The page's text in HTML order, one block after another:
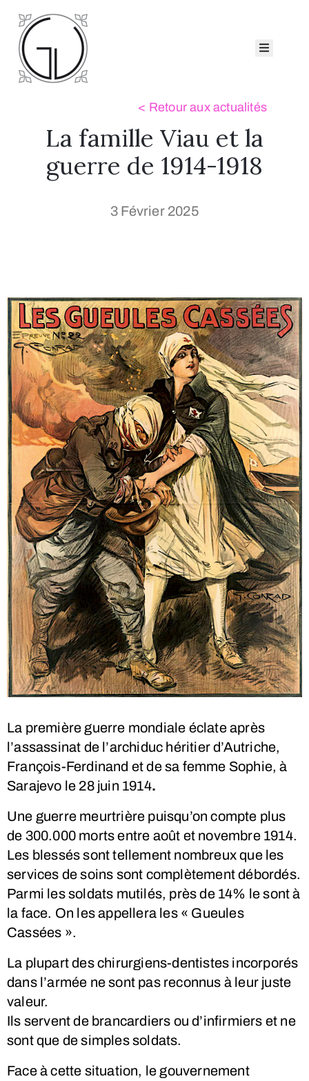
La famille Viau et la
guerre de 1914-1918
3 Février 2025
La première guerre mondiale éclate après
l’assassinat de l’archiduc héritier d’Autriche,
François-Ferdinand et de sa femme Sophie, à
Sarajevo le 28 juin 1914.
Une guerre meurtrière puisqu’on compte plus
de 300.000 morts entre août et novembre 1914.
Les blessés sont tellement nombreux que les
services de soins sont complètement débordés.
Parmi les soldats mutilés, près de 14% le sont à
la face. On les appellera les « Gueules
Cassées ».
La plupart des chirurgiens-dentistes incorporés
dans l’armée ne sont pas reconnus à leur juste
valeur.
Ils servent de brancardiers ou d’infirmiers et ne
sont que de simples soldats.
Face à cette situation, le gouvernement